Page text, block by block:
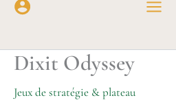
Dixit Odyssey
Jeux de stratégie & plateau